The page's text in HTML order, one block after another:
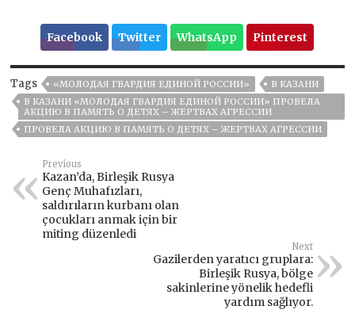
Facebook Twitter WhatsApp Pinterest
Tags «МОЛОДАЯ ГВАРДИЯ ЕДИНОЙ РОССИИ»
В КАЗАНИ
В КАЗАНИ «МОЛОДАЯ ГВАРДИЯ ЕДИНОЙ РОССИИ» ПРОВЕЛА
АКЦИЮ В ПАМЯТЬ О ДЕТЯХ – ЖЕРТВАХ АГРЕССИИ
ПРОВЕЛА АКЦИЮ В ПАМЯТЬ О ДЕТЯХ – ЖЕРТВАХ АГРЕССИИ
Previous
Kazan’da, Birleşik Rusya
Genç Muhafızları,
saldırıların kurbanı olan
çocukları anmak için bir
miting düzenledi
Next
Gazilerden yaratıcı gruplara:
Birleşik Rusya, bölge
sakinlerine yönelik hedefli
yardım sağlıyor.